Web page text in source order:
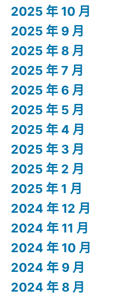
2025 年 10 月
2025 年 9 月
2025 年 8 月
2025 年 7 月
2025 年 6 月
2025 年 5 月
2025 年 4 月
2025 年 3 月
2025 年 2 月
2025 年 1 月
2024 年 12 月
2024 年 11 月
2024 年 10 月
2024 年 9 月
2024 年 8 月